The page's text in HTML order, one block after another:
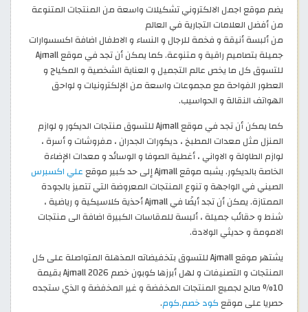
يضم موقع اجمل الالكتروني تشكيلات واسعة من المنتجات المتنوعة
من أفضل العلامات التجارية في العالم
من ألبسة أنيقة و فخمة للرجال و النساء و الاطفال اضافة اكسسوارات
جميلة بتصاميم راقية و متنوعة. كما يمكن أن تجد في موقع Ajmall
للتسوق كل ما يخص عالم التجميل و العناية الشخصية و المكياج و
العطور الفواحة مع مجموعات واسعة من الإلكترونيات و لواحق
الهواتف النقالة و الحواسيب.
كما يمكن أن تجد في موقع Ajmall للتسوق منتجات الديكور و لوازم
المنزل مثل معدات المطبخ ، ديكورات الجدران ، مفروشات و أسرة ،
لوازم الطاولة و الاواني ، أغطية الصوفا و الوسائد و معدات الإضاءة
الخاصة بالديكور. يشبه موقع Ajmall إلى حد كبير موقع
علي اكسبرس
الصيني في الواجهة و تنوع المنتجات المعروضة التي تتميز بالجودة
الممتازة. يمكن أن تجد أيضًا في Ajmall أحذية كلاسيكية و رياضية ،
شنط و حقائب جميلة ، ألبسة للمقاسات الكبيرة اضافة الى منتجات
الامومة و حديثي الولادة.
يشتهر موقع Ajmall للتسوق بتخفيضاته المذهلة المتواصلة على كل
المنتجات و التصنيفات و لهل أبرزها كوبون خصم Ajmall 2026 بقيمة
10% صالح لجميع المنتجات المخفضة و غير المخفضة و الذي ستجده
حصريا على موقع كود خصم.كوم.